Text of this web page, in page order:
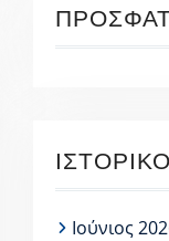
ΙΣΤΟΡΙΚΌ
Ιούνιος